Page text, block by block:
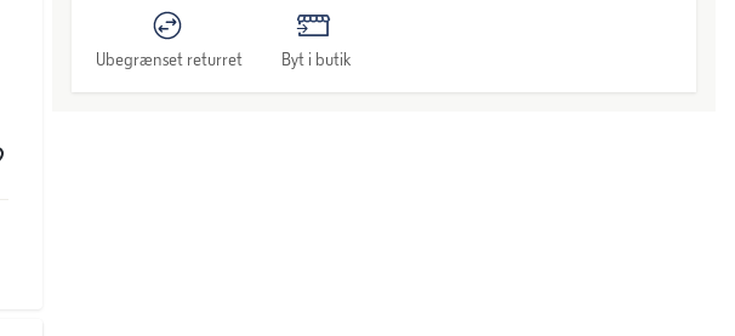
Ubegrænset returret Byt i butik